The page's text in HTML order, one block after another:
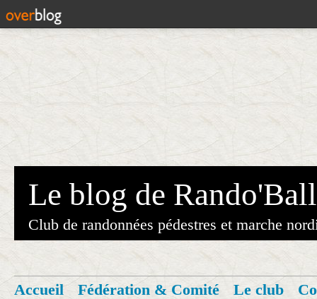
Le blog de Rando'Ball
Club de randonnées pédestres et marche
Accueil Fédération & Comité Le club